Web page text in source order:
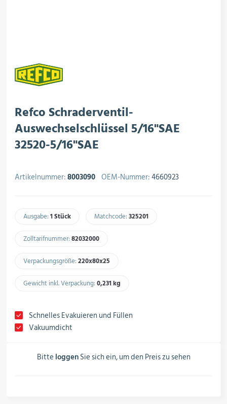
Motoren & Ventilatoren
Schaltschränke
Rohrleitungskomponenten
Installationsmaterial
Refco Schraderventil-
Auswechselschlüssel 5/16"SAE
32520-5/16"SAE
Artikelnummer:8003090 OEM-Nummer:4660923
Ausgabe:1 Stück Matchcode:325201​
Zolltarifnummer:82032000​
Verpackungsgröße:220x80x25​
Gewicht inkl. Verpackung:0,231 kg​
Schnelles Evakuieren und Füllen
Vakuumdicht
Bitte loggenSie sich ein, um den Preis zu sehen